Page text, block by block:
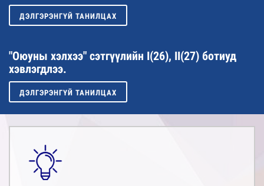
ДЭЛГЭРЭНГҮЙ ТАНИЛЦАХ
"Оюуны хэлхээ" сэтгүүлийн I(26), II(27) ботиуд
хэвлэгдлээ.
ДЭЛГЭРЭНГҮЙ ТАНИЛЦАХ